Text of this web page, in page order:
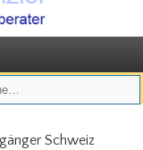
Schweiz